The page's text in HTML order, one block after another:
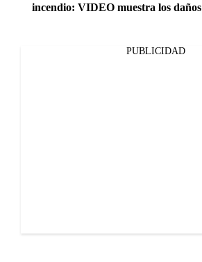
incendio: VIDEO muestra los daños
PUBLICIDAD